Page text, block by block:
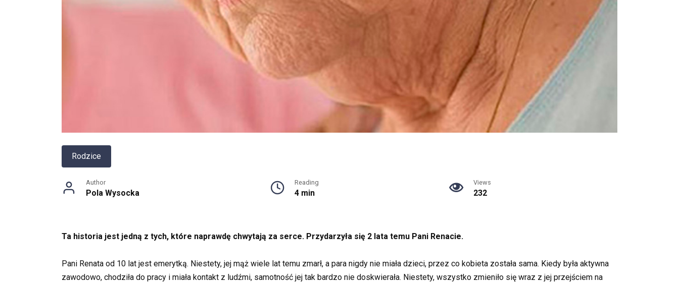
Rodzice
Author
Pola Wysocka
Reading
4 min
Views
232
Ta historia jest jedną z tych, które naprawdę chwytają za serce. Przydarzyła się 2 lata temu Pani Renacie.
Pani Renata od 10 lat jest emerytką. Niestety, jej mąż wiele lat temu zmarł, a para nigdy nie miała dzieci, przez co kobieta została sama. Kiedy była aktywna
zawodowo, chodziła do pracy i miała kontakt z ludźmi, samotność jej tak bardzo nie doskwierała. Niestety, wszystko zmieniło się wraz z jej przejściem na